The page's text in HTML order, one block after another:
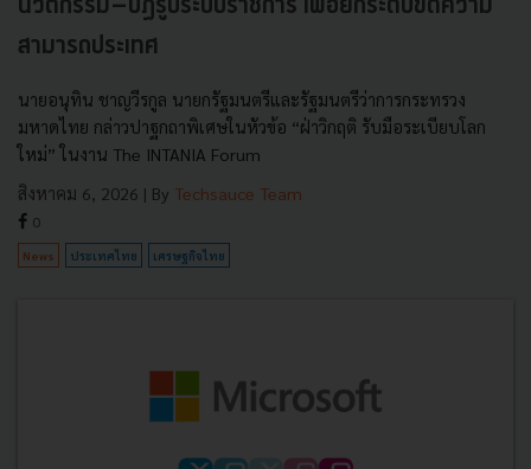
นวัตกรรม–ปฏิรูประบบราชการ เพื่อยกระดับขีดความ
สามารถประเทศ
นายอนุทิน ชาญวีรกูล นายกรัฐมนตรีและรัฐมนตรีว่าการกระทรวง
มหาดไทย กล่าวปาฐกถาพิเศษในหัวข้อ “ฝ่าวิกฤติ รับมือระเบียบโลก
ใหม่” ในงาน The INTANIA Forum
สิงหาคม 6, 2026 | By Techsauce Team
0
News ประเทศไทย เศรษฐกิจไทย